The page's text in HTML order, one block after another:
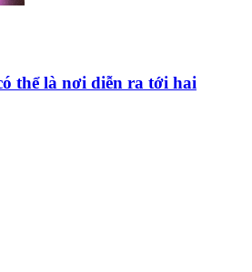
thể là nơi diễn ra tới hai